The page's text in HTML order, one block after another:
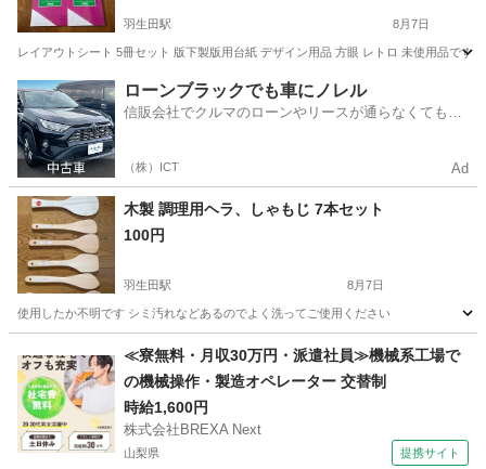
羽生田駅 8月7日
レイアウトシート 5冊セット 版下製版用台紙 デザイン用品 方眼 レトロ 未使用品です
新潟 南蒲原郡 羽生田駅 その他
ローンブラックでも車にノレル
信販会社でクルマのローンやリースが通らなくてもク
（株）ICT Ad
木製 調理用ヘラ、しゃもじ 7本セット
100円
羽生田駅 8月7日
使用したか不明です シミ汚れなどあるのでよく洗ってご使用ください
羽生田駅 調理器具 ヘラ
≪寮無料・月収30万円・派遣社員≫機械系工場で
の機械操作・製造オペレーター 交替制
時給1,600円
株式会社BREXA Next
山梨県 提携サイト